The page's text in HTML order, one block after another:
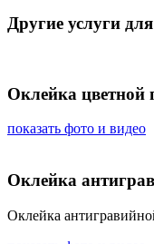
Другие услуги
Оклейка цветной
показать фото и видео
Оклейка
Оклейка